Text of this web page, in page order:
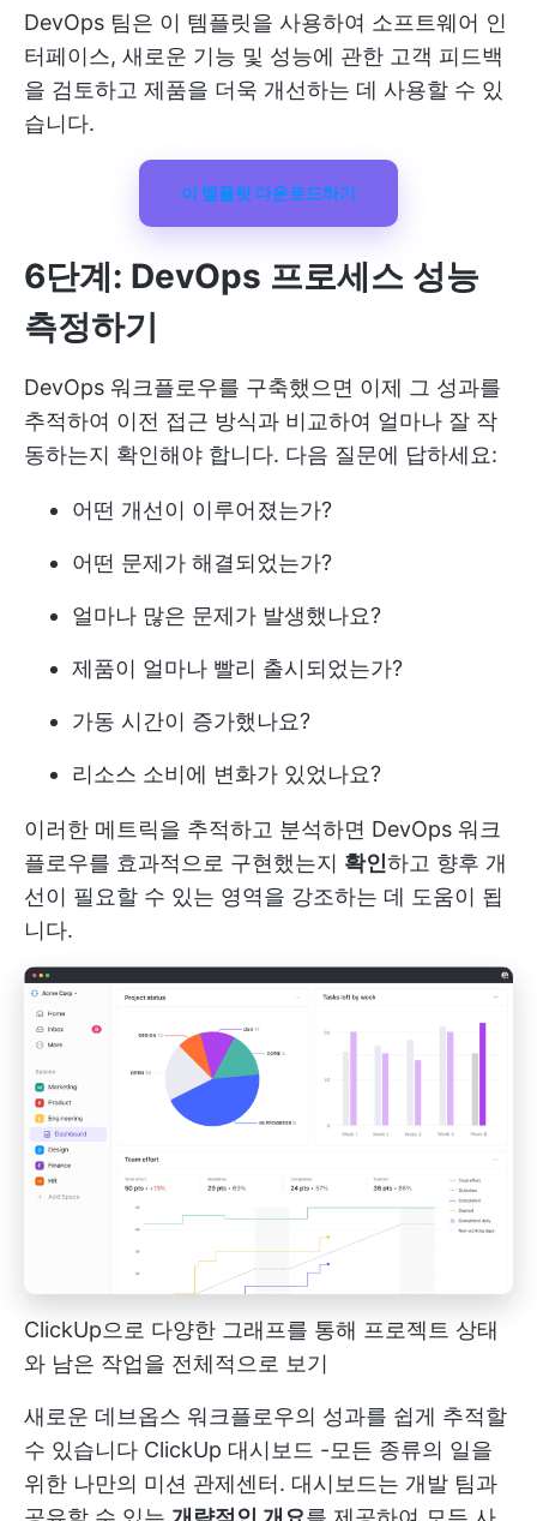
DevOps 팀은 이 템플릿을 사용하여 소프트웨어 인
터페이스, 새로운 기능 및 성능에 관한 고객 피드백
을 검토하고 제품을 더욱 개선하는 데 사용할 수 있
습니다.
이 템플릿 다운로드하기
6단계: DevOps 프로세스 성능
측정하기
DevOps 워크플로우를 구축했으면 이제 그 성과를
추적하여 이전 접근 방식과 비교하여 얼마나 잘 작
동하는지 확인해야 합니다. 다음 질문에 답하세요:
어떤 개선이 이루어졌는가?
어떤 문제가 해결되었는가?
얼마나 많은 문제가 발생했나요?
제품이 얼마나 빨리 출시되었는가?
가동 시간이 증가했나요?
리소스 소비에 변화가 있었나요?
이러한 메트릭을 추적하고 분석하면 DevOps 워크
플로우를 효과적으로 구현했는지 확인하고 향후 개
선이 필요할 수 있는 영역을 강조하는 데 도움이 됩
니다.
ClickUp으로 다양한 그래프를 통해 프로젝트 상태
와 남은 작업을 전체적으로 보기
새로운 데브옵스 워크플로우의 성과를 쉽게 추적할
수 있습니다 ClickUp 대시보드 -모든 종류의 일을
위한 나만의 미션 관제센터. 대시보드는 개발 팀과